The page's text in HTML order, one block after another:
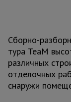
Сборно-
тура TeaM
различных
отделочных
снаружи